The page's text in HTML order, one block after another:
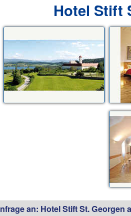
Hotel Stift
an: Hotel Stift St. Georgen